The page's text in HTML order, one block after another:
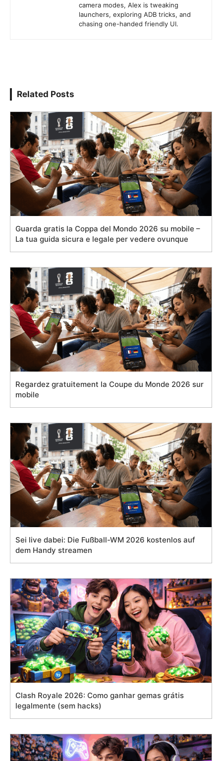
camera modes, Alex is tweaking
launchers, exploring ADB tricks, and
chasing one-handed friendly UI.
Related Posts
Guarda gratis la Coppa del Mondo 2026 su mobile –
La tua guida sicura e legale per vedere ovunque
Regardez gratuitement la Coupe du Monde 2026 sur
mobile
Sei live dabei: Die Fußball-WM 2026 kostenlos auf
dem Handy streamen
Clash Royale 2026: Como ganhar gemas grátis
legalmente (sem hacks)